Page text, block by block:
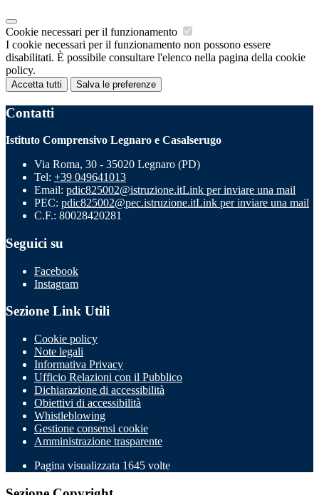
Cookie necessari per il funzionamento
I cookie necessari per il funzionamento non possono essere
disabilitati. È possibile consultare l'elenco nella pagina della cookie
policy.
Accetta tutti Salva le preferenze
Contatti
Istituto Comprensivo Legnaro e Casalserugo
Via Roma, 30 - 35020 Legnaro (PD)
Tel: +39 049641013
Email: pdic825002@istruzione.itLink per inviare una mail
PEC: pdic825002@pec.istruzione.itLink per inviare una mail
C.F.: 80028420281
Seguici su
Facebook
Instagram
Sezione Link Utili
Cookie policy
Note legali
Informativa Privacy
Ufficio Relazioni con il Pubblico
Dichiarazione di accessibilità
Obiettivi di accessibilità
Whistleblowing
Gestione consensi cookie
Amministrazione trasparente
Pagina visualizzata 1645 volte